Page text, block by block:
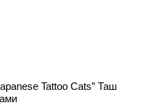
Tattoo Cats” Таш